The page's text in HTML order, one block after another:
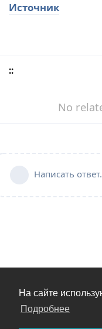
На сайте
Подробнее
Источник
::
No
Написать